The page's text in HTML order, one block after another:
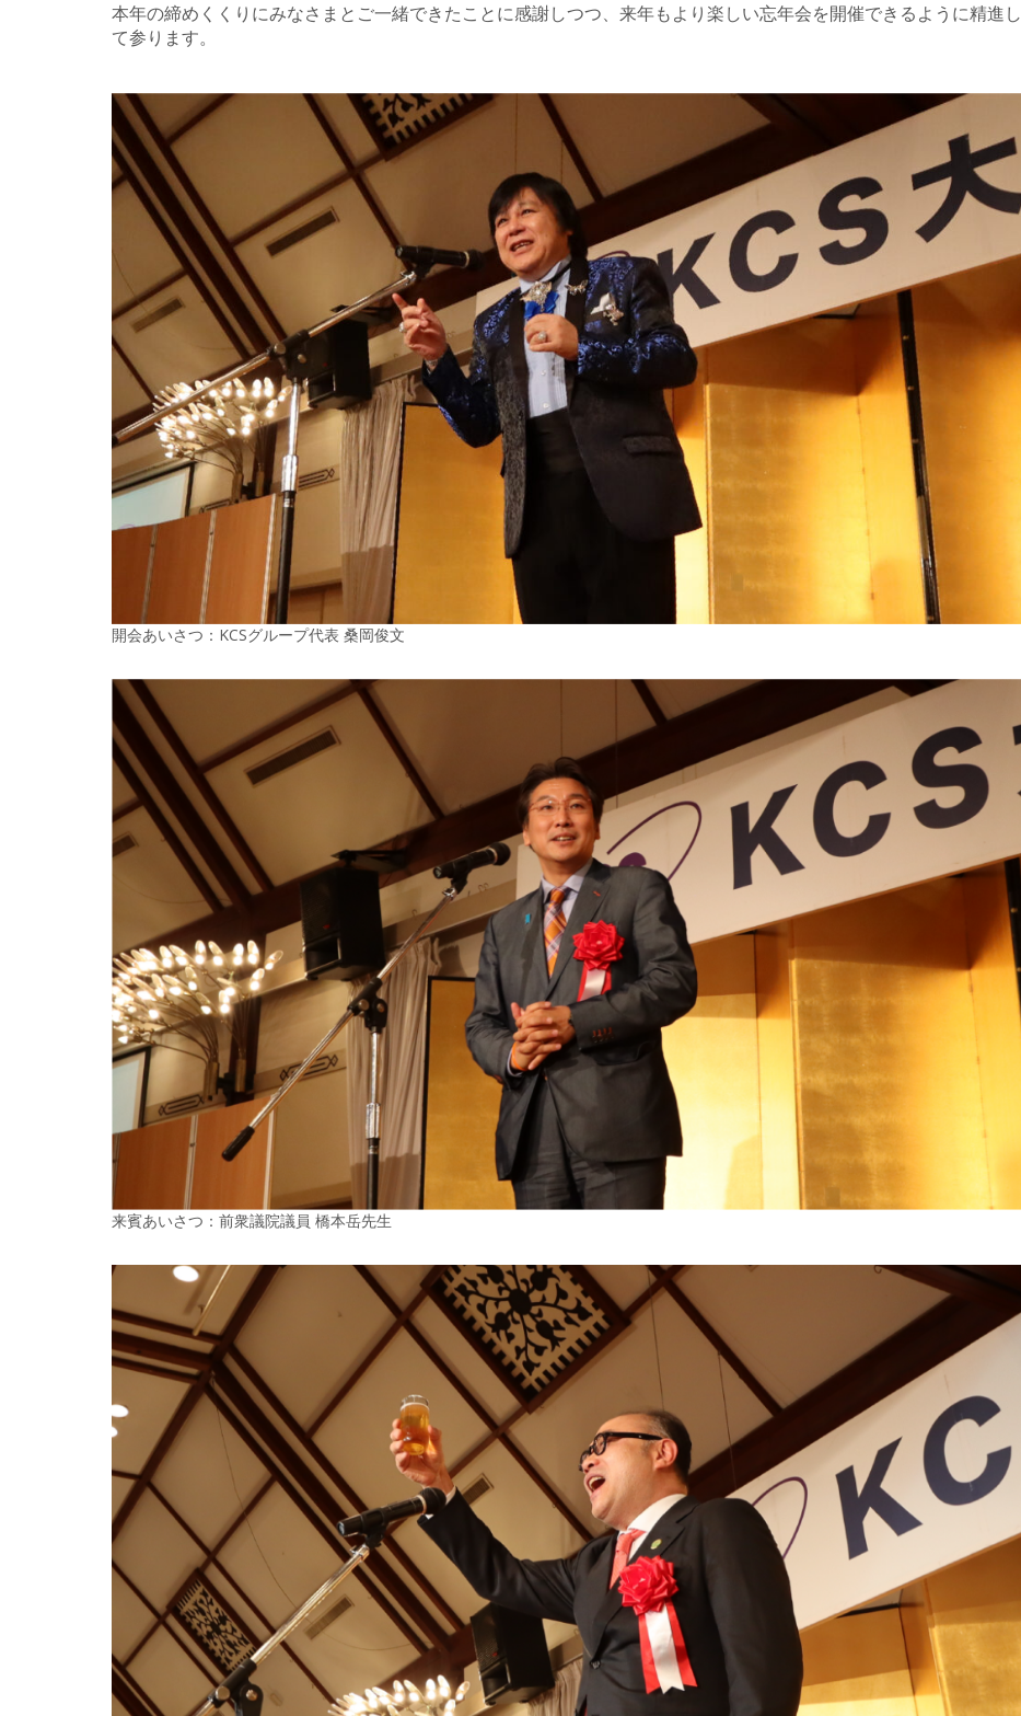
本年の締めくくりにみなさまとご一緒できたことに感謝しつつ、来年もより楽しい忘年会を開催できるように精進し
て参ります。
開会あいさつ：KCSグループ代表 桑岡俊文
来賓あいさつ：前衆議院議員 橋本岳先生